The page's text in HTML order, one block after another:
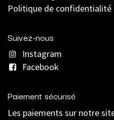
Politique de confidentialité
Suivez-nous
Instagram
Facebook
Paiement sécurisé
Les paiements sur notre